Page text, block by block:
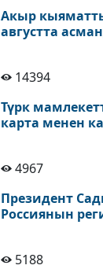
Акыр
августта
14394
Түрк
карта менен
4967
Президент
Россиянын
5188